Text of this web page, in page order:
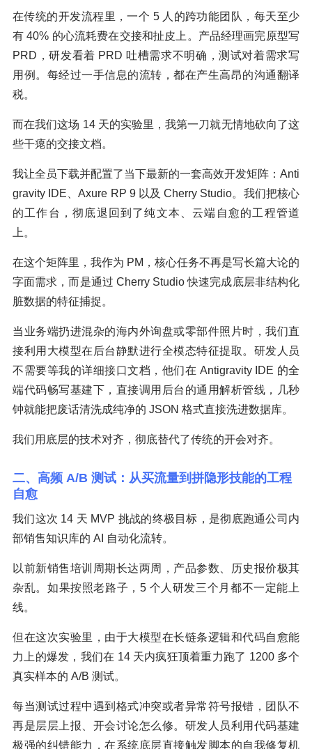
在传统的开发流程里，一个 5 人的跨功能团队，每天至少
有 40% 的心流耗费在交接和扯皮上。产品经理画完原型写
PRD，研发看着 PRD 吐槽需求不明确，测试对着需求写
用例。每经过一手信息的流转，都在产生高昂的沟通翻译
税。
而在我们这场 14 天的实验里，我第一刀就无情地砍向了这
些干瘪的交接文档。
我让全员下载并配置了当下最新的一套高效开发矩阵：Anti
gravity IDE、Axure RP 9 以及 Cherry Studio。我们把核心
的工作台，彻底退回到了纯文本、云端自愈的工程管道
上。
在这个矩阵里，我作为 PM，核心任务不再是写长篇大论的
字面需求，而是通过 Cherry Studio 快速完成底层非结构化
脏数据的特征捕捉。
当业务端扔进混杂的海内外询盘或零部件照片时，我们直
接利用大模型在后台静默进行全模态特征提取。研发人员
不需要等我的详细接口文档，他们在 Antigravity IDE 的全
端代码畅写基建下，直接调用后台的通用解析管线，几秒
钟就能把废话清洗成纯净的 JSON 格式直接洗进数据库。
我们用底层的技术对齐，彻底替代了传统的开会对齐。
二、高频 A/B 测试：从买流量到拼隐形技能的工程
自愈
我们这次 14 天 MVP 挑战的终极目标，是彻底跑通公司内
部销售知识库的 AI 自动化流转。
以前新销售培训周期长达两周，产品参数、历史报价极其
杂乱。如果按照老路子，5 个人研发三个月都不一定能上
线。
但在这次实验里，由于大模型在长链条逻辑和代码自愈能
力上的爆发，我们在 14 天内疯狂顶着重力跑了 1200 多个
真实样本的 A/B 测试。
每当测试过程中遇到格式冲突或者异常符号报错，团队不
再是层层上报、开会讨论怎么修。研发人员利用代码基建
极强的纠错能力，在系统底层直接触发脚本的自我修复机